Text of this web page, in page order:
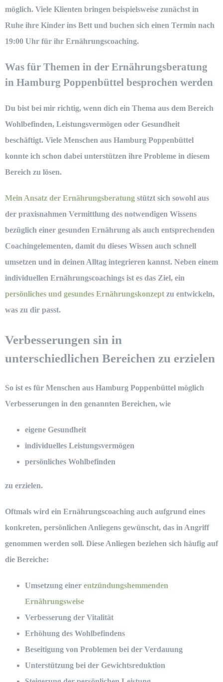
möglich. Viele Klienten bringen beispielsweise zunächst in
Ruhe ihre Kinder ins Bett und buchen sich einen Termin nach
19:00 Uhr für ihr Ernährungscoaching.
Was für Themen in der Ernährungsberatung
in Hamburg Poppenbüttel besprochen werden
Du bist bei mir richtig, wenn dich ein Thema aus dem Bereich
Wohlbefinden, Leistungsvermögen oder Gesundheit
beschäftigt. Viele Menschen aus Hamburg Poppenbüttel
konnte ich schon dabei unterstützen ihre Probleme in diesem
Bereich zu lösen.
Mein Ansatz der Ernährungsberatung stützt sich sowohl aus
der praxisnahmen Vermittlung des notwendigen Wissens
bezüglich einer gesunden Ernährung als auch entsprechenden
Coachingelementen, damit du dieses Wissen auch schnell
umsetzen und in deinen Alltag integrieren kannst. Neben einem
individuellen Ernährungscoachings ist es das Ziel, ein
persönliches und gesundes Ernährungskonzept zu entwickeln,
was zu dir passt.
Verbesserungen sin in
unterschiedlichen Bereichen zu erzielen
So ist es für Menschen aus Hamburg Poppenbüttel möglich
Verbesserungen in den genannten Bereichen, wie
eigene Gesundheit
individuelles Leistungsvermögen
persönliches Wohlbefinden
zu erzielen.
Oftmals wird ein Ernährungscoaching auch aufgrund eines
konkreten, persönlichen Anliegens gewünscht, das in Angriff
genommen werden soll. Diese Anliegen beziehen sich häufig auf
die Bereiche:
Umsetzung einer entzündungshemmenden
Ernährungsweise
Verbesserung der Vitalität
Erhöhung des Wohlbefindens
Beseitigung von Problemen bei der Verdauung
Unterstützung bei der Gewichtsreduktion